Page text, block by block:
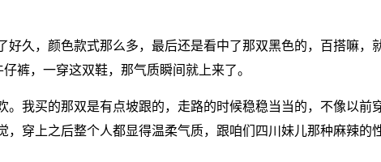
好久，颜色款式那么多，最后还是看中了那双黑色的，百搭嘛，
裤，一穿这双鞋，那气质瞬间就上来了。
。我买的那双是有点坡跟的，走路的时候稳稳当当的，不像以前
，穿上之后整个人都显得温柔气质，跟咱们四川妹儿那种麻辣的